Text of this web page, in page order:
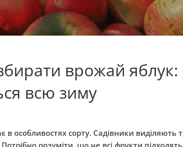
врожай яблук:
всю зиму
особливостях сорту. Садівники виділяють
Потрібно розуміти, що не всі фрукти